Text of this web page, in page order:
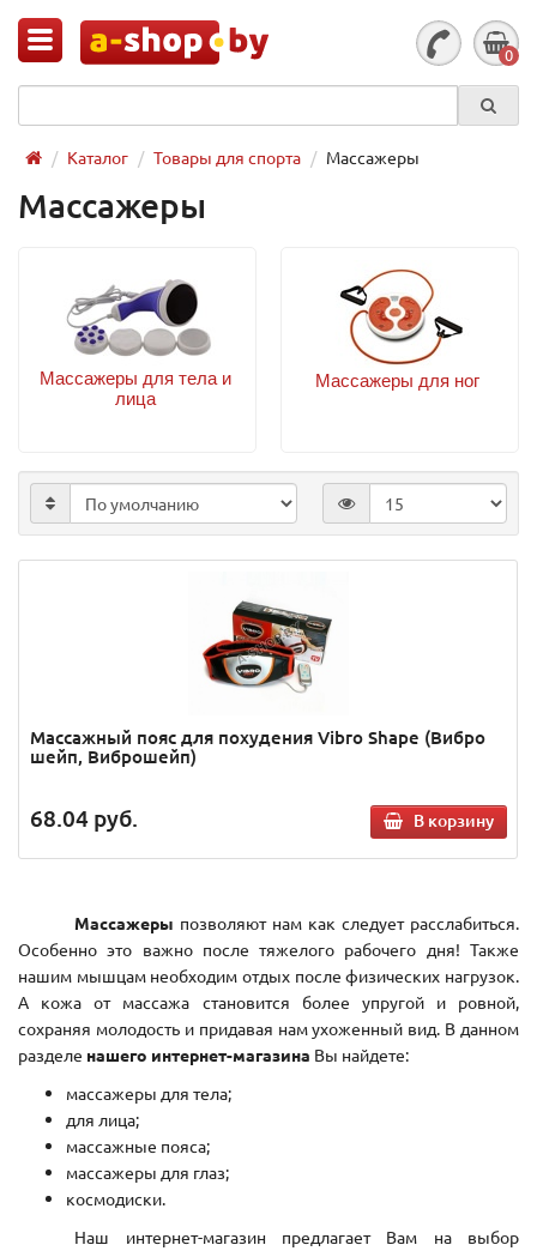
0
Каталог Товары для спорта Массажеры
Массажеры
Массажеры для тела и
лица
Массажеры для ног
Массажный пояс для похудения Vibro Shape (Вибро
шейп, Виброшейп)
68.04 руб. В корзину
Массажеры позволяют нам как следует расслабиться.
Особенно это важно после тяжелого рабочего дня! Также
нашим мышцам необходим отдых после физических нагрузок.
А кожа от массажа становится более упругой и ровной,
сохраняя молодость и придавая нам ухоженный вид. В данном
разделе нашего интернет-магазина Вы найдете:
массажеры для тела;
для лица;
массажные пояса;
массажеры для глаз;
космодиски.
Наш интернет-магазин предлагает Вам на выбор